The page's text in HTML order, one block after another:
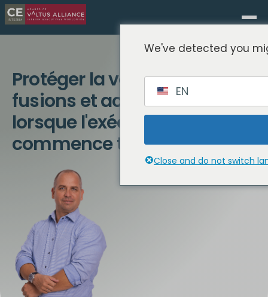
Protéger la valeur des
fusions et acquisitions
lorsque l'exécution
commence trop tard
We've detected you
EN
Close and do not switch